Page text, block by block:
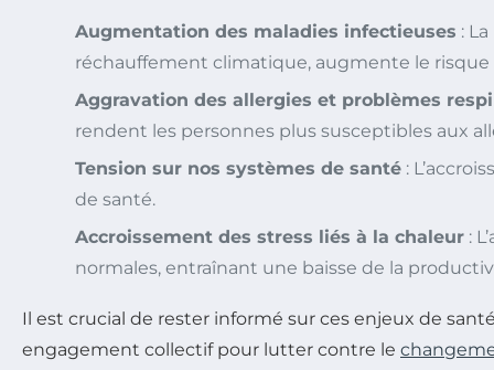
Augmentation des maladies infectieuses :
réchauffement climatique, augmente le risque
Aggravation des allergies et problèmes
rendent les personnes plus susceptibles aux
Tension sur nos systèmes de santé :
de santé.
Accroissement des stress liés à la chaleur :
normales, entraînant une baisse de la
Il est crucial de rester informé sur ces enjeux de
engagement collectif pour lutter contre le